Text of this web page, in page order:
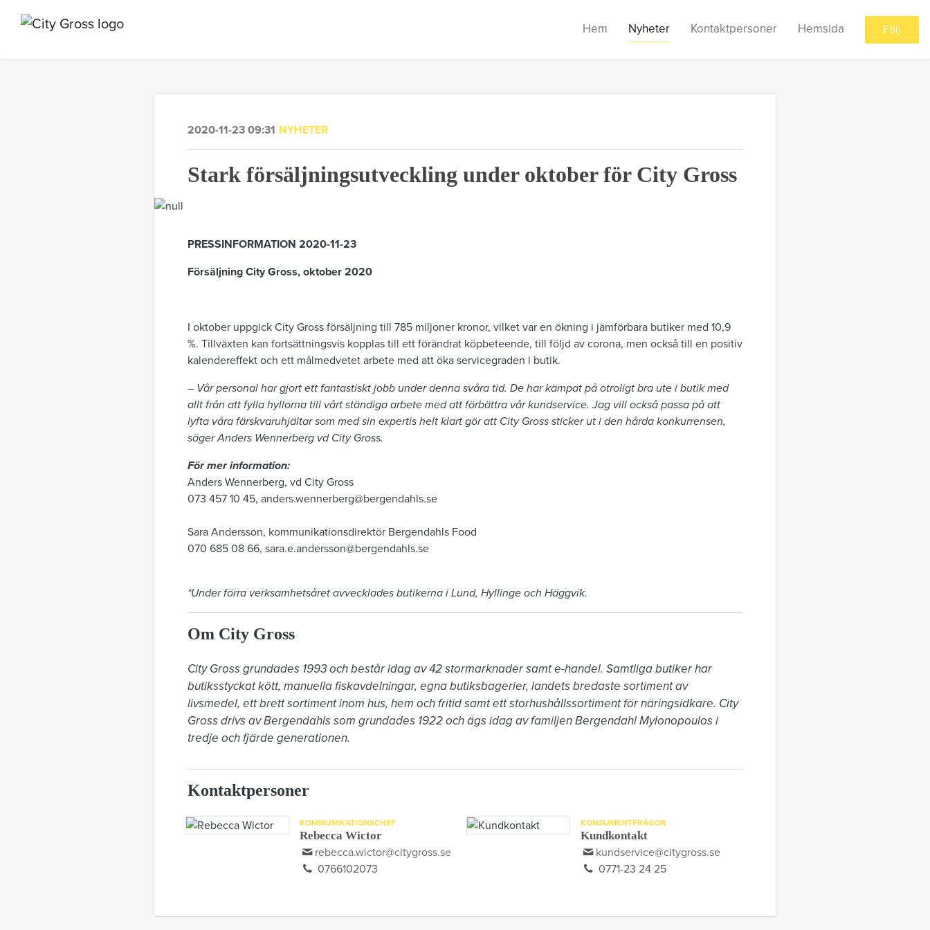
Hem Nyheter Kontaktpersoner Hemsida Följ
2020-11-23 09:31 NYHETER
Stark försäljningsutveckling under oktober för City Gross
PRESSINFORMATION 2020-11-23
Försäljning City Gross, oktober 2020
I oktober uppgick City Gross försäljning till 785 miljoner kronor, vilket var en ökning i jämförbara butiker med 10,9
%. Tillväxten kan fortsättningsvis kopplas till ett förändrat köpbeteende, till följd av corona, men också till en positiv
kalendereffekt och ett målmedvetet arbete med att öka servicegraden i butik.
– Vår personal har gjort ett fantastiskt jobb under denna svåra tid. De har kämpat på otroligt bra ute i butik med
allt från att fylla hyllorna till vårt ständiga arbete med att förbättra vår kundservice. Jag vill också passa på att
lyfta våra färskvaruhjältar som med sin expertis helt klart gör att City Gross sticker ut i den hårda konkurrensen,
säger Anders Wennerberg vd City Gross.
För mer information:
Anders Wennerberg, vd City Gross
073 457 10 45, anders.wennerberg@bergendahls.se
Sara Andersson, kommunikationsdirektör Bergendahls Food
070 685 08 66, sara.e.andersson@bergendahls.se
*Under förra verksamhetsåret avvecklades butikerna i Lund, Hyllinge och Häggvik.
Om City Gross
City Gross grundades 1993 och består idag av 42 stormarknader samt e-handel. Samtliga butiker har
butiksstyckat kött, manuella fiskavdelningar, egna butiksbagerier, landets bredaste sortiment av
livsmedel, ett brett sortiment inom hus, hem och fritid samt ett storhushållssortiment för näringsidkare. City
Gross drivs av Bergendahls som grundades 1922 och ägs idag av familjen Bergendahl Mylonopoulos i
tredje och fjärde generationen.
Kontaktpersoner
KOMMUNIKATIONSCHEF
Rebecca Wictor
rebecca.wictor@citygross.se
0766102073
KONSUMENTFRÅGOR
Kundkontakt
kundservice@citygross.se
0771-23 24 25